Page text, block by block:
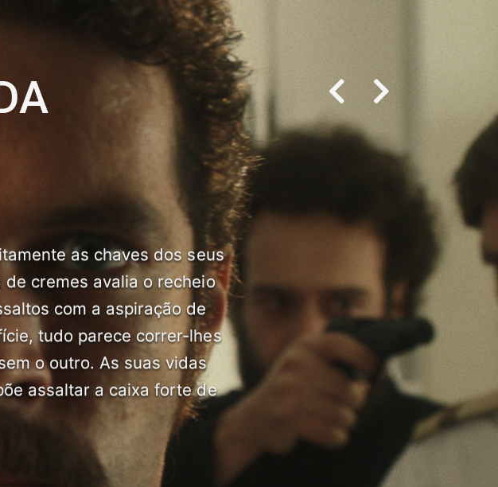
as chaves dos seus
cremes avalia o recheio
com a aspiração de
tudo parece correr-lhes
o outro. As suas vidas
assaltar a caixa forte de